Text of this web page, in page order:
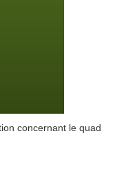
concernant le quad